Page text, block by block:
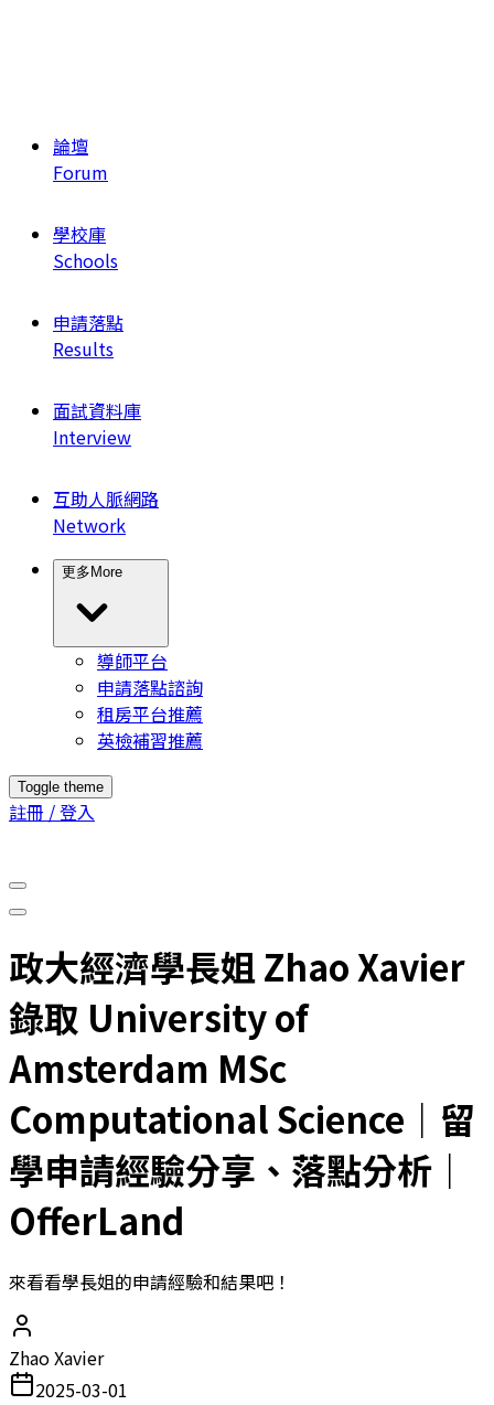
論壇
Forum
學校庫
Schools
申請落點
Results
面試資料庫
Interview
互助人脈網路
Network
更多 More
導師平台
申請落點諮詢
租房平台推薦
英檢補習推薦
Toggle theme
註冊 / 登入
政大經濟學長姐 Zhao Xavier
錄取 University of
Amsterdam MSc
Computational Science｜留
學申請經驗分享、落點分析｜
OfferLand
來看看學長姐的申請經驗和結果吧！
Zhao Xavier
2025-03-01